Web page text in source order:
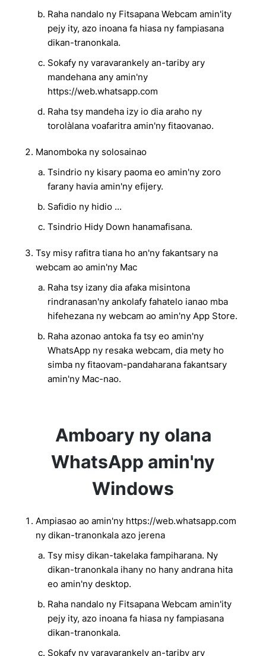
Raha nandalo ny Fitsapana Webcam amin'ity
pejy ity, azo inoana fa hiasa ny fampiasana
dikan-tranonkala.
Sokafy ny varavarankely an-tariby ary
mandehana any amin'ny
https://web.whatsapp.com
Raha tsy mandeha izy io dia araho ny
torolàlana voafaritra amin'ny fitaovanao.
Manomboka ny solosainao
Tsindrio ny kisary paoma eo amin'ny zoro
farany havia amin'ny efijery.
Safidio ny hidio ...
Tsindrio Hidy Down hanamafisana.
Tsy misy rafitra tiana ho an'ny fakantsary na
webcam ao amin'ny Mac
Raha tsy izany dia afaka misintona
rindranasan'ny ankolafy fahatelo ianao mba
hifehezana ny webcam ao amin'ny App Store.
Raha azonao antoka fa tsy eo amin'ny
WhatsApp ny resaka webcam, dia mety ho
simba ny fitaovam-pandaharana fakantsary
amin'ny Mac-nao.
Amboary ny olana
WhatsApp amin'ny
Windows
Ampiasao ao amin'ny https://web.whatsapp.com
ny dikan-tranonkala azo jerena
Tsy misy dikan-takelaka fampiharana. Ny
dikan-tranonkala ihany no hany andrana hita
eo amin'ny desktop.
Raha nandalo ny Fitsapana Webcam amin'ity
pejy ity, azo inoana fa hiasa ny fampiasana
dikan-tranonkala.
Sokafy ny varavarankely an-tariby ary